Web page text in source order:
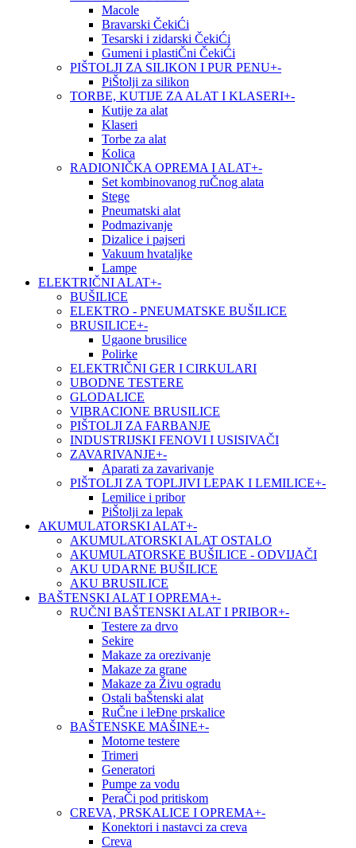
Macole
Bravarski ČekiĆi
Tesarski i zidarski ČekiĆi
Gumeni i plastiČni ČekiĆi
PIŠTOLJI ZA SILIKON I PUR PENU+-
PiŠtolji za silikon
TORBE, KUTIJE ZA ALAT I KLASERI+-
Kutije za alat
Klaseri
Torbe za alat
Kolica
RADIONIČKA OPREMA I ALAT+-
Set kombinovanog ruČnog alata
Stege
Pneumatski alat
Podmazivanje
Dizalice i pajseri
Vakuum hvataljke
Lampe
ELEKTRIČNI ALAT+-
BUŠILICE
ELEKTRO - PNEUMATSKE BUŠILICE
BRUSILICE+-
Ugaone brusilice
Polirke
ELEKTRIČNI GER I CIRKULARI
UBODNE TESTERE
GLODALICE
VIBRACIONE BRUSILICE
PIŠTOLJI ZA FARBANJE
INDUSTRIJSKI FENOVI I USISIVAČI
ZAVARIVANJE+-
Aparati za zavarivanje
PIŠTOLJI ZA TOPLJIVI LEPAK I LEMILICE+-
Lemilice i pribor
PiŠtolji za lepak
AKUMULATORSKI ALAT+-
AKUMULATORSKI ALAT OSTALO
AKUMULATORSKE BUŠILICE - ODVIJAČI
AKU UDARNE BUŠILICE
AKU BRUSILICE
BAŠTENSKI ALAT I OPREMA+-
RUČNI BAŠTENSKI ALAT I PRIBOR+-
Testere za drvo
Sekire
Makaze za orezivanje
Makaze za grane
Makaze za Živu ogradu
Ostali baŠtenski alat
RuČne i leĐne prskalice
BAŠTENSKE MAŠINE+-
Motorne testere
Trimeri
Generatori
Pumpe za vodu
PeraČi pod pritiskom
CREVA, PRSKALICE I OPREMA+-
Konektori i nastavci za creva
Creva